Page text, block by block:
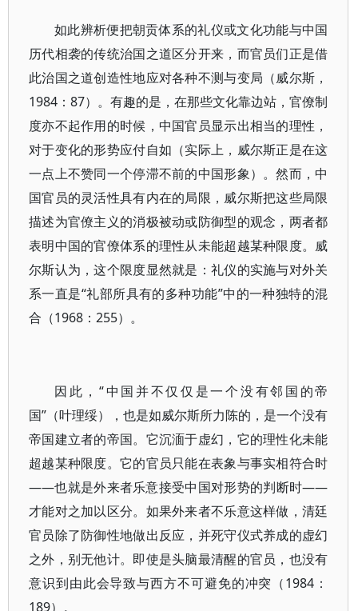
如此辨析便把朝贡体系的礼仪或文化功能与中国
历代相袭的传统治国之道区分开来，而官员们正是借
此治国之道创造性地应对各种不测与变局（威尔斯，
1984：87）。有趣的是，在那些文化靠边站，官僚制
度亦不起作用的时候，中国官员显示出相当的理性，
对于变化的形势应付自如（实际上，威尔斯正是在这
一点上不赞同一个停滞不前的中国形象）。然而，中
国官员的灵活性具有内在的局限，威尔斯把这些局限
描述为官僚主义的消极被动或防御型的观念，两者都
表明中国的官僚体系的理性从未能超越某种限度。威
尔斯认为，这个限度显然就是：礼仪的实施与对外关
系一直是“礼部所具有的多种功能”中的一种独特的混
合（1968：255）。
因此，“中国并不仅仅是一个没有邻国的帝
国”（叶理绥），也是如威尔斯所力陈的，是一个没有
帝国建立者的帝国。它沉湎于虚幻，它的理性化未能
超越某种限度。它的官员只能在表象与事实相符合时
——也就是外来者乐意接受中国对形势的判断时——
才能对之加以区分。如果外来者不乐意这样做，清廷
官员除了防御性地做出反应，并死守仪式养成的虚幻
之外，别无他计。即使是头脑最清醒的官员，也没有
意识到由此会导致与西方不可避免的冲突（1984：
189）。